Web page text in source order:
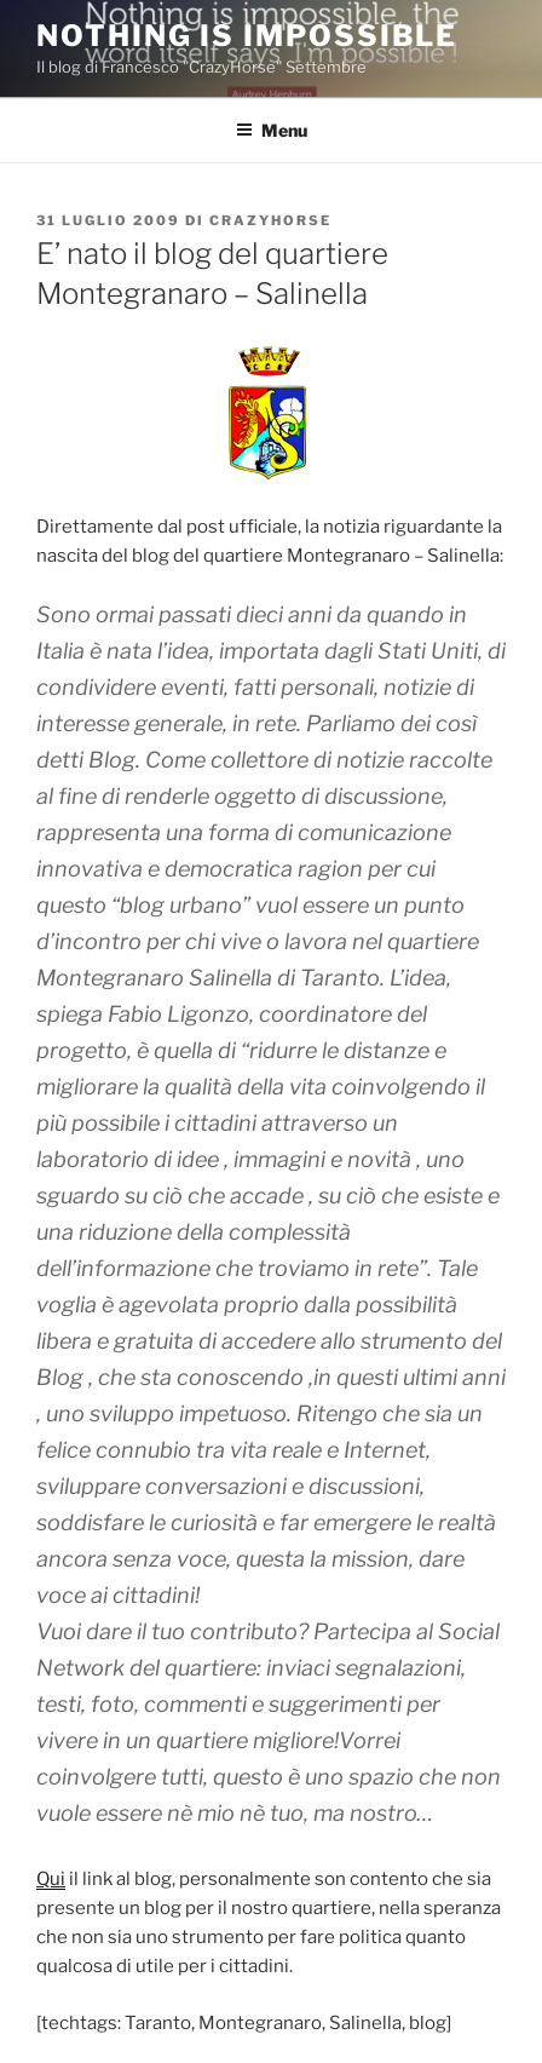
contenuto
NOTHING IS IMPOSSIBLE
Il blog di Francesco "CrazyHorse" Settembre
Menu
PUBBLICATO
IL
31 LUGLIO 2009 DI CRAZYHORSE
E’ nato il blog del quartiere
Montegranaro – Salinella
Direttamente dal post ufficiale, la notizia riguardante la
nascita del blog del quartiere Montegranaro – Salinella:
Sono ormai passati dieci anni da quando in
Italia è nata l’idea, importata dagli Stati Uniti, di
condividere eventi, fatti personali, notizie di
interesse generale, in rete. Parliamo dei così
detti Blog. Come collettore di notizie raccolte
al fine di renderle oggetto di discussione,
rappresenta una forma di comunicazione
innovativa e democratica ragion per cui
questo “blog urbano” vuol essere un punto
d’incontro per chi vive o lavora nel quartiere
Montegranaro Salinella di Taranto. L’idea,
spiega Fabio Ligonzo, coordinatore del
progetto, è quella di “ridurre le distanze e
migliorare la qualità della vita coinvolgendo il
più possibile i cittadini attraverso un
laboratorio di idee , immagini e novità , uno
sguardo su ciò che accade , su ciò che esiste e
una riduzione della complessità
dell’informazione che troviamo in rete”. Tale
voglia è agevolata proprio dalla possibilità
libera e gratuita di accedere allo strumento del
Blog , che sta conoscendo ,in questi ultimi anni
, uno sviluppo impetuoso. Ritengo che sia un
felice connubio tra vita reale e Internet,
sviluppare conversazioni e discussioni,
soddisfare le curiosità e far emergere le realtà
ancora senza voce, questa la mission, dare
voce ai cittadini!
Vuoi dare il tuo contributo? Partecipa al Social
Network del quartiere: inviaci segnalazioni,
testi, foto, commenti e suggerimenti per
vivere in un quartiere migliore!Vorrei
coinvolgere tutti, questo è uno spazio che non
vuole essere nè mio nè tuo, ma nostro…
Qui il link al blog, personalmente son contento che sia
presente un blog per il nostro quartiere, nella speranza
che non sia uno strumento per fare politica quanto
qualcosa di utile per i cittadini.
[techtags: Taranto, Montegranaro, Salinella, blog]